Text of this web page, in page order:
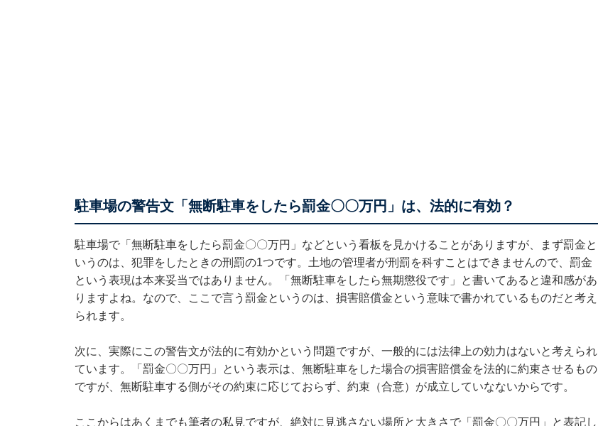
駐車場の警告文「無断駐車をしたら罰金〇〇万円」は、法的に有効？
駐車場で「無断駐車をしたら罰金〇〇万円」などという看板を見かけることがありますが、まず罰金と
いうのは、犯罪をしたときの刑罰の1つです。土地の管理者が刑罰を科すことはできませんので、罰金
という表現は本来妥当ではありません。「無断駐車をしたら無期懲役です」と書いてあると違和感があ
りますよね。なので、ここで言う罰金というのは、損害賠償金という意味で書かれているものだと考え
られます。
次に、実際にこの警告文が法的に有効かという問題ですが、一般的には法律上の効力はないと考えられ
ています。「罰金〇〇万円」という表示は、無断駐車をした場合の損害賠償金を法的に約束させるもの
ですが、無断駐車する側がその約束に応じておらず、約束（合意）が成立していなないからです。
ここからはあくまでも筆者の私見ですが、絶対に見逃さない場所と大きさで「罰金〇〇万円」と表記し